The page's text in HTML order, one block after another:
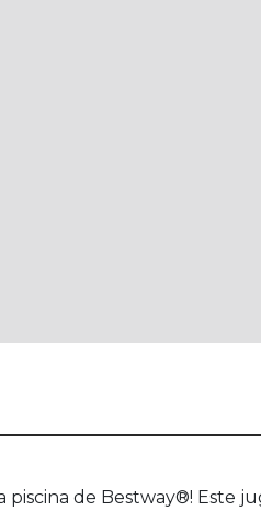
de Bestway®! Este